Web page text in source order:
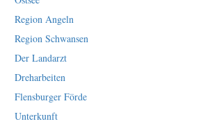
Region Angeln
Region Schwansen
Der Landarzt
Dreharbeiten
Flensburger Förde
Unterkunft